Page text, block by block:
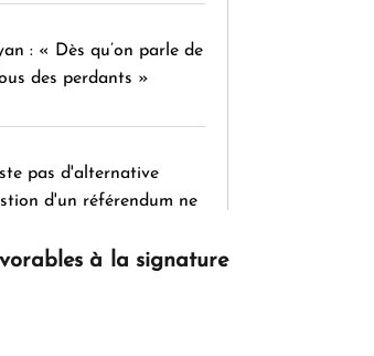
: « Dès qu’on parle de
des perdants »
pas d'alternative
d'un référendum ne
à la signature